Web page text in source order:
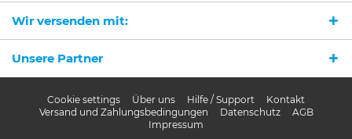
Wir versenden mit:
Unsere Partner
Cookie settings Über uns Hilfe / Support
Kontakt
Versand und Zahlungsbedingungen
Datenschutz
AGB
Impressum